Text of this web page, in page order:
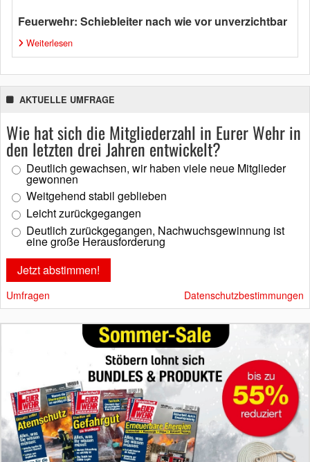
Feuerwehr: Schiebleiter nach wie vor unverzichtbar
Weiterlesen
AKTUELLE UMFRAGE
Wie hat sich die Mitgliederzahl in Eurer Wehr in
den letzten drei Jahren entwickelt?
Deutlich gewachsen, wir haben viele neue Mitglieder
gewonnen
Weitgehend stabil geblieben
Leicht zurückgegangen
Deutlich zurückgegangen, Nachwuchsgewinnung ist
eine große Herausforderung
Umfragen Datenschutzbestimmungen